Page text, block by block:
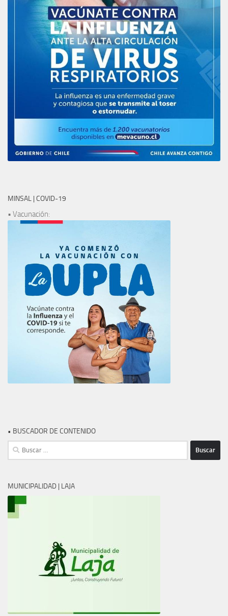
MINSAL | COVID-19
• Vacunación:
• BUSCADOR DE CONTENIDO
Buscar:
MUNICIPALIDAD | LAJA